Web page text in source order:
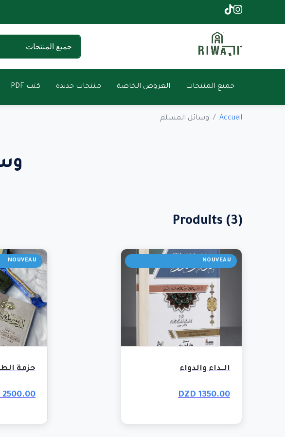
جميع المنتجات العروض الخاصة منتجات جديدة كتب PDF
Accueil وسائل المسلم
Produits (3)
NOUVEAU
الــداء والدواء
1350.00 DZD
NOUVEAU
حزمة
2500.00 DZD